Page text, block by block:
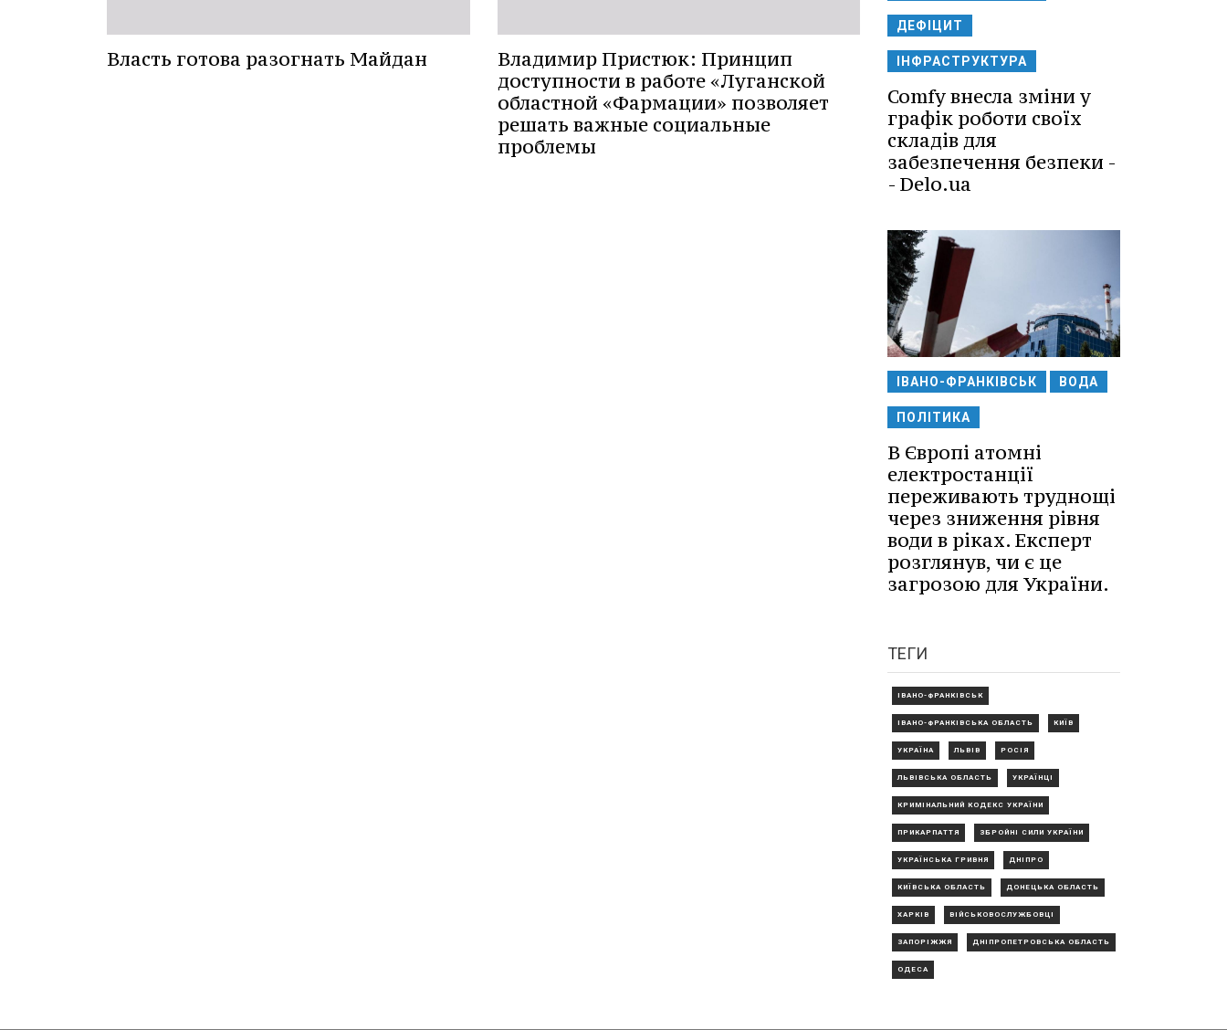
Власть готова разогнать Майдан
Владимир Пристюк: Принцип
доступности в работе «Луганской
областной «Фармации» позволяет
решать важные социальные
проблемы
ДЕФІЦИТ
ІНФРАСТРУКТУРА
Comfy внесла зміни у
графік роботи своїх
складів для
забезпечення безпеки -
- Delo.ua
ІВАНО-ФРАНКІВСЬК ВОДА
ПОЛІТИКА
В Європі атомні
електростанції
переживають труднощі
через зниження рівня
води в ріках. Експерт
розглянув, чи є це
загрозою для України.
ТЕГИ
ІВАНО-ФРАНКІВСЬК
ІВАНО-ФРАНКІВСЬКА ОБЛАСТЬ КИЇВ
УКРАЇНА ЛЬВІВ РОСІЯ
ЛЬВІВСЬКА ОБЛАСТЬ УКРАЇНЦІ
КРИМІНАЛЬНИЙ КОДЕКС УКРАЇНИ
ПРИКАРПАТТЯ ЗБРОЙНІ СИЛИ УКРАЇНИ
УКРАЇНСЬКА ГРИВНЯ ДНІПРО
КИЇВСЬКА ОБЛАСТЬ ДОНЕЦЬКА ОБЛАСТЬ
ХАРКІВ ВІЙСЬКОВОСЛУЖБОВЦІ
ЗАПОРІЖЖЯ ДНІПРОПЕТРОВСЬКА ОБЛАСТЬ
ОДЕСА